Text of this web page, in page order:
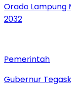
Orado Lampung
2032
Pemerintah
Gubernur